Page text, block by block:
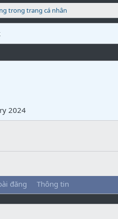
trong trang cá nhân
2024
đăng Thông tin